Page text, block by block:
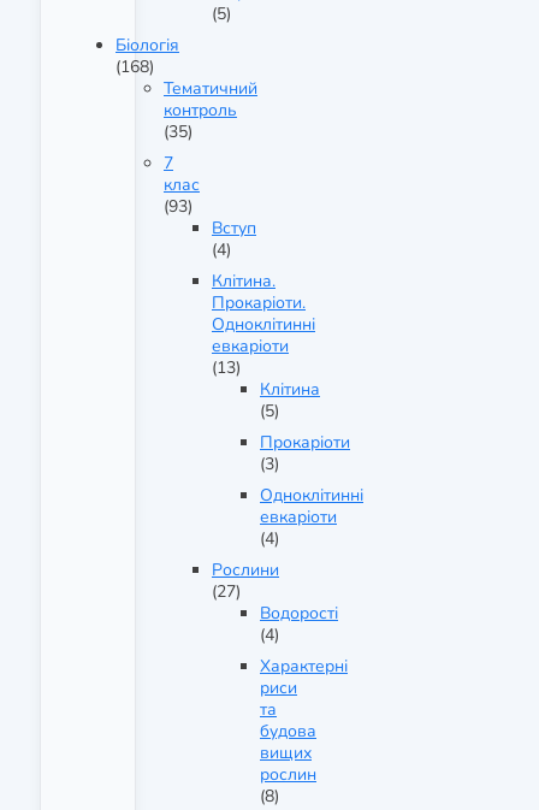
(5)
Біологія
(168)
Тематичний
контроль
(35)
7
клас
(93)
Вступ
(4)
Клітина.
Прокаріоти.
Одноклітинні
евкаріоти
(13)
Клітина
(5)
Прокаріоти
(3)
Одноклітинні
евкаріоти
(4)
Рослини
(27)
Водорості
(4)
Характерні
риси
та
будова
вищих
рослин
(8)